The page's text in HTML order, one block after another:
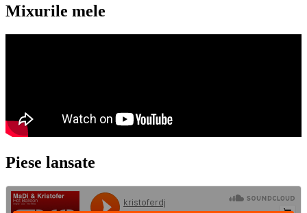
Mixurile mele
Piese lansate